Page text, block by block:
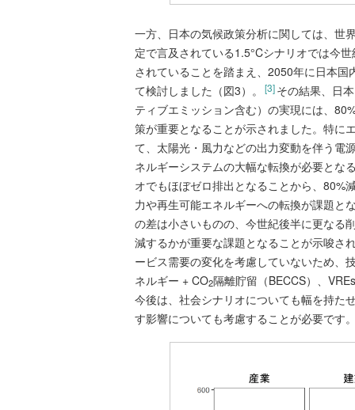
一方、日本の気候政策分析に関しては、世
定で言及されている1.5°Cシナリオでは今
されていることを踏まえ、2050年に日本
て検討しました（図3）。
[3]その結果、日
ティブエミッション含む）の実現には、
策が重要となることが示されました。特に
て、太陽光・風力などの出力変動を伴う電
ネルギーシステムの大幅な転換が必要とな
オでもほぼゼロ排出となることから、80%
力や再生可能エネルギーへの転換が課題と
の差は小さいものの、今世紀後半に更なる
減するかが重要な課題となることが示唆さ
ービス需要の変化を考慮していないため、
ネルギー + CO2隔離貯留（BECCS）、
今後は、社会シナリオについても幅を持た
す影響についても考慮することが必要です